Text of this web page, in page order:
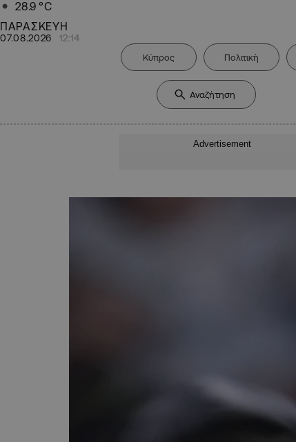
28.9 °C
ΠΑΡΑΣΚΕΥΗ
07.08.2026 12:14
Κύπρος Πολιτική
Advertisement